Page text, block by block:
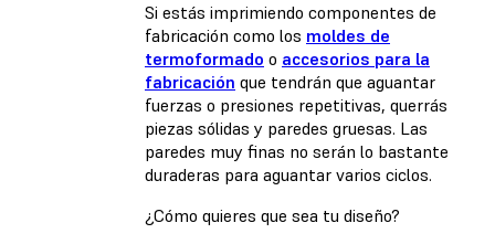
Si estás imprimiendo componentes de
fabricación como los moldes de
termoformado o accesorios para la
fabricación que tendrán que aguantar
fuerzas o presiones repetitivas, querrás
piezas sólidas y paredes gruesas. Las
paredes muy finas no serán lo bastante
duraderas para aguantar varios ciclos.
¿Cómo quieres que sea tu diseño?